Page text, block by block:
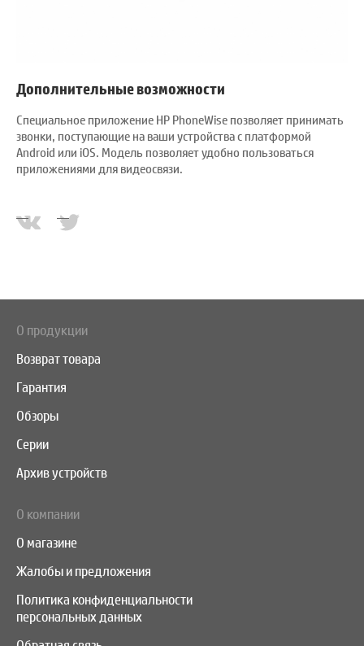
Дополнительные возможности
Специальное приложение HP PhoneWise позволяет принимать
звонки, поступающие на ваши устройства с платформой
Android или iOS. Модель позволяет удобно пользоваться
приложениями для видеосвязи.
О продукции
Возврат товара
Гарантия
Обзоры
Серии
Архив устройств
О компании
О магазине
Жалобы и предложения
Политика конфиденциальности
персональных данных